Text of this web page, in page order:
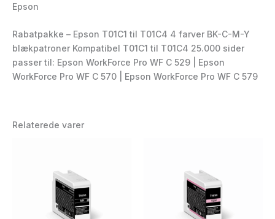
Epson
Rabatpakke – Epson T01C1 til T01C4 4 farver BK-C-M-Y
blækpatroner Kompatibel T01C1 til T01C4 25.000 sider
passer til: Epson WorkForce Pro WF C 529 | Epson
WorkForce Pro WF C 570 | Epson WorkForce Pro WF C 579
Relaterede varer